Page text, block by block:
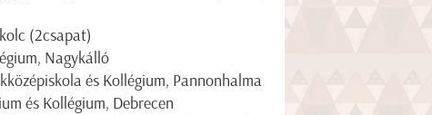
(2csapat)
Nagykálló
és Kollégium, Pannonhalma
és Kollégium, Debrecen